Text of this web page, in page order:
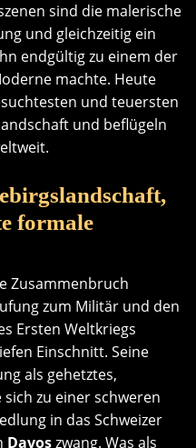
sind die malerische
und gleichzeitig ein
endgültig zu einem der
machte. Heute
und teuersten
und beflügeln
formale
Zusammenbruch
zum Militär und den
Ersten Weltkriegs
Einschnitt. Seine
als gehetztes,
zu einer schweren
in das Schweizer
Davoszwang. Was als